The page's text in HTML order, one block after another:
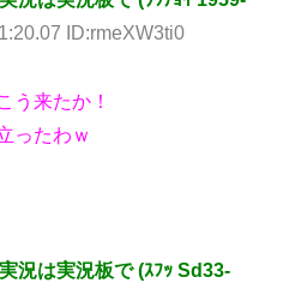
ID:rmeXW3ti0
う来たか！
ったわｗ
況は実況板で (ｽﾌｯ Sd33-